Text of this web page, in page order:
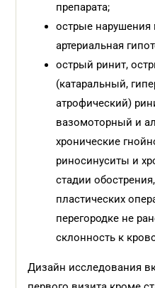
препарата;
острые нарушения
артериальная
острый ринит,
(катаральный,
атрофический)
вазомоторный и
хронические
риносинуситы и
стадии
пластических
перегородке не
склонность к
Дизайн исследования